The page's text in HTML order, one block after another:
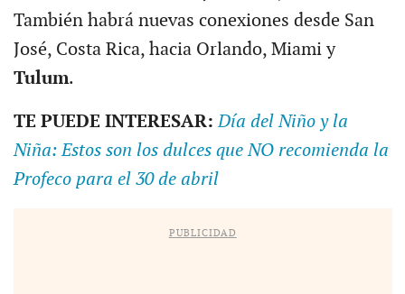
También habrá nuevas conexiones desde San
José, Costa Rica, hacia Orlando, Miami y
Tulum.
TE PUEDE INTERESAR:Día del Niño y la
Niña: Estos son los dulces que NO recomienda la
Profeco para el 30 de abril
PUBLICIDAD